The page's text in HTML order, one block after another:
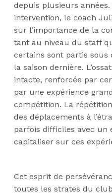
depuis plusieurs années.
intervention, le coach
sur l’importance de la
tant au niveau du staff
certains sont partis sous
la saison dernière.
intacte, renforcée par
par une expérience
compétition. La
des déplacements à
parfois difficiles avec un
capitaliser sur ces
Cet esprit de
toutes les strates du